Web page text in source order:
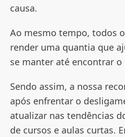
causa.
Ao mesmo tempo, todos
render uma quantia que
se manter até encontrar
Sendo assim, a nossa
após enfrentar o
atualizar nas tendências
de cursos e aulas curtas.